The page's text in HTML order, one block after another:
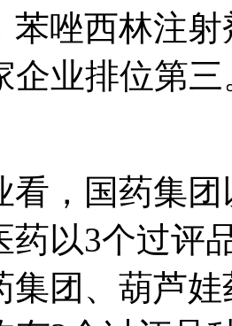
苯唑西林注
企业排位第三
看，国药集
药以3个过评
集团、葫芦